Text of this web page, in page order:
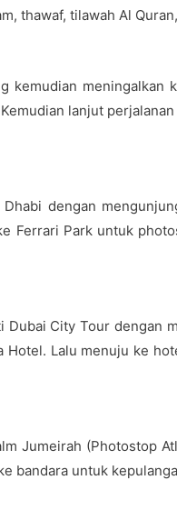
thawaf, tilawah Al
kemudian
lanjut
dengan
Ferrari Park untuk
City Tour dengan
Hotel. Lalu menuju ke
Jumeirah (Photostop
bandara untuk